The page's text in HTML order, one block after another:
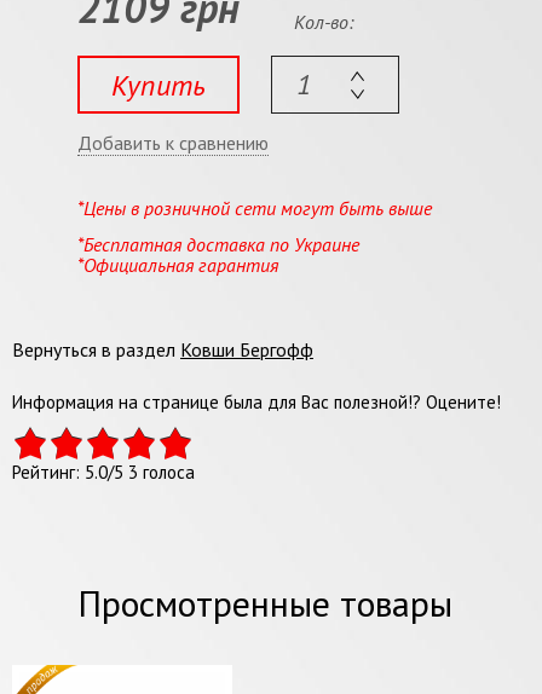
Купить
Кол-во:
Добавить к сравнению
*Цены в розничной сети могут быть выше
*Бесплатная доставка по Украине
*Официальная гарантия
Вернуться в раздел Ковши Бергофф
Информация на странице была для Вас полезной!? Оцените!
Рейтинг: 5.0/5 3 голоса
Просмотренные товары